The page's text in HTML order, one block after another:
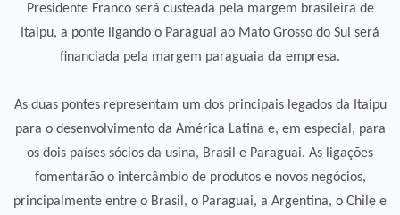
Presidente Franco será custeada pela margem brasileira de
Itaipu, a ponte ligando o Paraguai ao Mato Grosso do Sul será
financiada pela margem paraguaia da empresa.
As duas pontes representam um dos principais legados da Itaipu
para o desenvolvimento da América Latina e, em especial, para
os dois países sócios da usina, Brasil e Paraguai. As ligações
fomentarão o intercâmbio de produtos e novos negócios,
principalmente entre o Brasil, o Paraguai, a Argentina, o Chile e